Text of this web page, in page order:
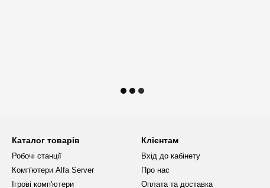
Каталог товарів
Робочі станції
Комп'ютери Alfa Server
Ігрові комп'ютери
Клієнтам
Вхід до кабінету
Про нас
Оплата та доставка